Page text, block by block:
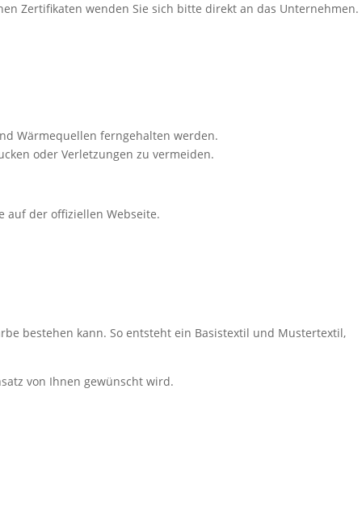
Zertifikaten wenden Sie sich bitte direkt an das Unternehmen.
Wärmequellen ferngehalten werden.
oder Verletzungen zu vermeiden.
auf der offiziellen Webseite.
bestehen kann. So entsteht ein Basistextil und Mustertextil,
von Ihnen gewünscht wird.